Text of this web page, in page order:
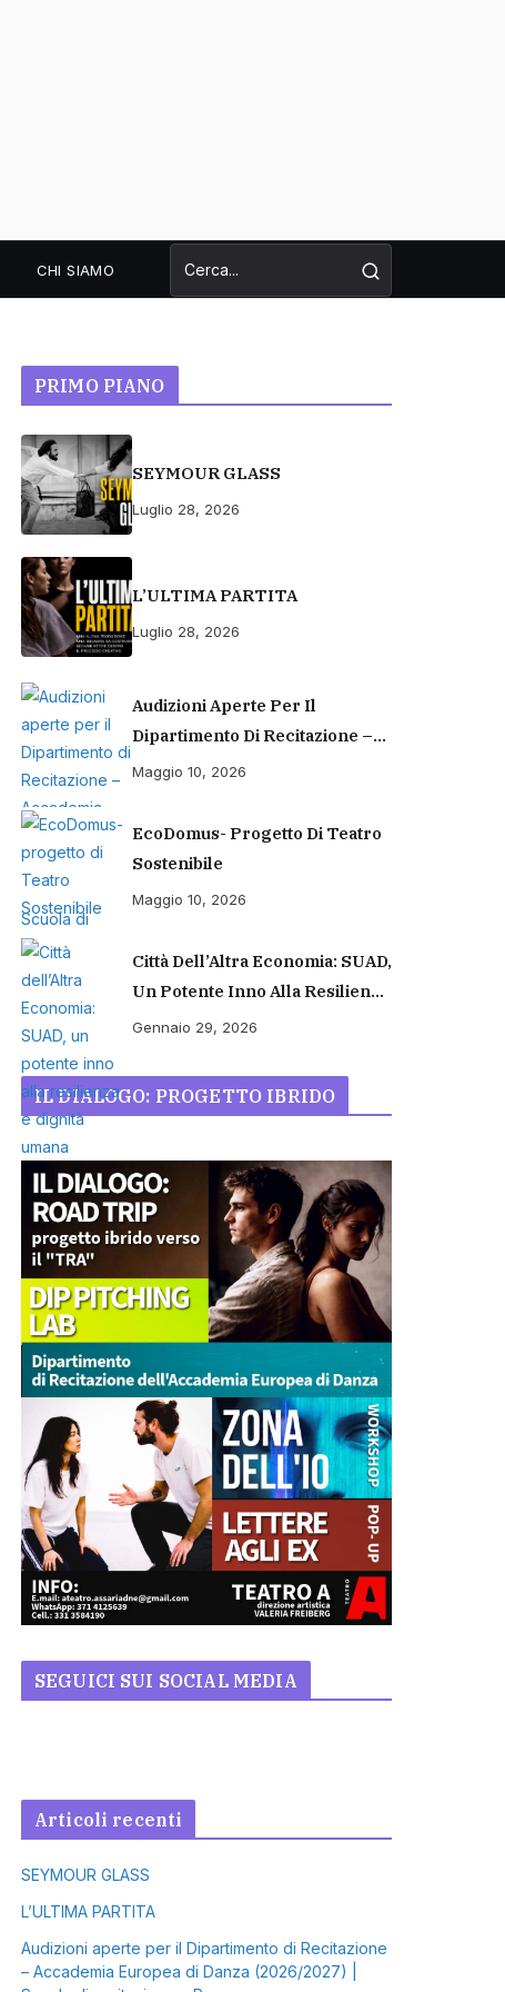
CHI SIAMO
PRIMO PIANO
SEYMOUR GLASS
Luglio 28, 2026
L’ULTIMA PARTITA
Luglio 28, 2026
Audizioni Aperte Per Il
Dipartimento Di Recitazione –
Accademia Europea Di Danza
Recitazione A Roma
Maggio 10, 2026
EcoDomus- Progetto Di Teatro
Sostenibile
Maggio 10, 2026
Città Dell’Altra Economia: SUAD,
Un Potente Inno Alla Resilienza
E Dignità Umana
Gennaio 29, 2026
IL DIALOGO: PROGETTO IBRIDO
SEGUICI SUI SOCIAL MEDIA
Articoli recenti
SEYMOUR GLASS
L’ULTIMA PARTITA
Audizioni aperte per il Dipartimento di Recitazione
– Accademia Europea di Danza (2026/2027) |